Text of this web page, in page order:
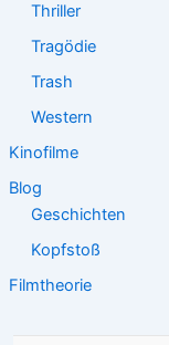
Thriller
Tragödie
Trash
Western
Kinofilme
Blog
Geschichten
Kopfstoß
Filmtheorie